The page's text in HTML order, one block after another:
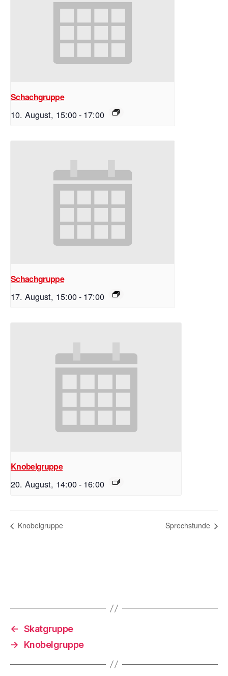
Schachgruppe
10. August, 15:00- 17:00
Schachgruppe
17. August, 15:00- 17:00
Knobelgruppe
20. August, 14:00- 16:00
Knobelgruppe Sprechstunde
← Skatgruppe
→
Knobelgruppe